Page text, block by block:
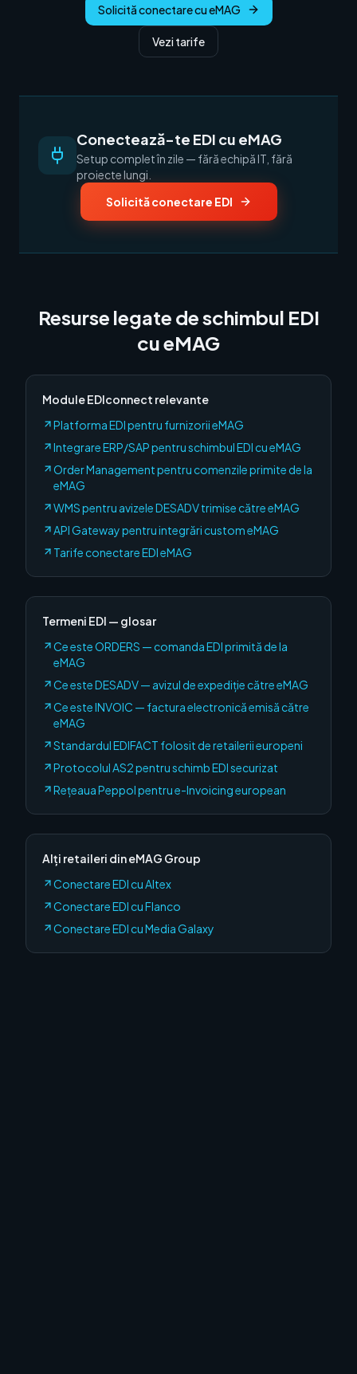
Solicită conectare cu eMAG
Vezi tarife
Conectează-te EDI cu eMAG
Setup complet în zile — fără echipă IT, fără
proiecte lungi.
Solicită conectare EDI
Resurse legate de schimbul EDI
cueMAG
Module EDIconnect relevante
Platforma EDI pentru furnizorii eMAG
Integrare ERP/SAP pentru schimbul EDI cu eMAG
Order Management pentru comenzile primite de la
eMAG
WMS pentru avizele DESADV trimise către eMAG
API Gateway pentru integrări custom eMAG
Tarife conectare EDI eMAG
Termeni EDI — glosar
Ce este ORDERS — comanda EDI primită de la
eMAG
Ce este DESADV — avizul de expediție către eMAG
Ce este INVOIC — factura electronică emisă către
eMAG
Standardul EDIFACT folosit de retailerii europeni
Protocolul AS2 pentru schimb EDI securizat
Rețeaua Peppol pentru e-Invoicing european
Alți retaileri din eMAG Group
Conectare EDI cuAltex
Conectare EDI cuFlanco
Conectare EDI cuMedia Galaxy